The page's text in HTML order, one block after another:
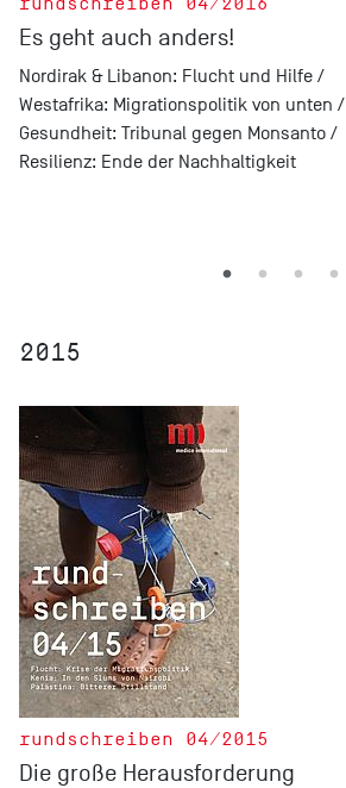
Es geht auch anders!
Nordirak & Libanon: Flucht und Hilfe /
Westafrika: Migrationspolitik von unten /
Gesundheit: Tribunal gegen Monsanto /
Resilienz: Ende der Nachhaltigkeit
2015
rundschreiben 04/2015
Die große Herausforderung